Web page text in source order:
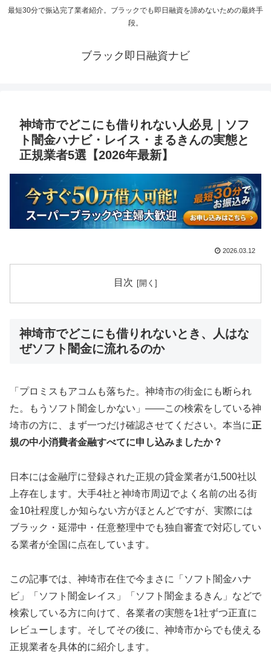
最短30分で振込完了業者紹介。ブラックでも即日融資を諦めないための最終手
段。
ブラック即日融資ナビ
神埼市でどこにも借りれない人必見｜ソフ
ト闇金ハナビ・レイス・まるきんの実態と
正規業者5選【2026年最新】
2026.03.12
目次
神埼市でどこにも借りれないとき、人はな
ぜソフト闇金に流れるのか
「プロミスもアコムも落ちた。神埼市の街金にも断られ
た。もうソフト闇金しかない」——この検索をしている神
埼市の方に、まず一つだけ確認させてください。本当に正
規の中小消費者金融すべてに申し込みましたか？
日本には金融庁に登録された正規の貸金業者が1,500社以
上存在します。大手4社と神埼市周辺でよく名前の出る街
金10社程度しか知らない方がほとんどですが、実際には
ブラック・延滞中・任意整理中でも独自審査で対応してい
る業者が全国に点在しています。
この記事では、神埼市在住で今まさに「ソフト闇金ハナ
ビ」「ソフト闇金レイス」「ソフト闇金まるきん」などで
検索している方に向けて、各業者の実態を1社ずつ正直に
レビューします。そしてその後に、神埼市からでも使える
正規業者を具体的に紹介します。